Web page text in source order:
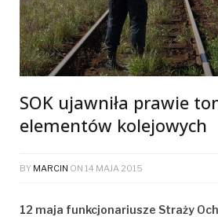
SOK ujawniła prawie
elementów kolejowych
BY MARCIN ON 14 MAJA 2015
12 maja funkcjonariusze Straży